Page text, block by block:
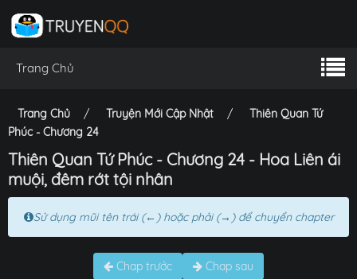
Trang Chủ
Trang Chủ Truyện Mới Cập Nhật
Thiên Quan Tứ
Phúc - Chương 24
Thiên Quan Tứ Phúc - Chương 24 - Hoa Liên ái
muội, đêm rớt tội nhân
Sử dụng mũi tên trái (←) hoặc phải (→) để chuyển chapter
Chap trước Chap sau